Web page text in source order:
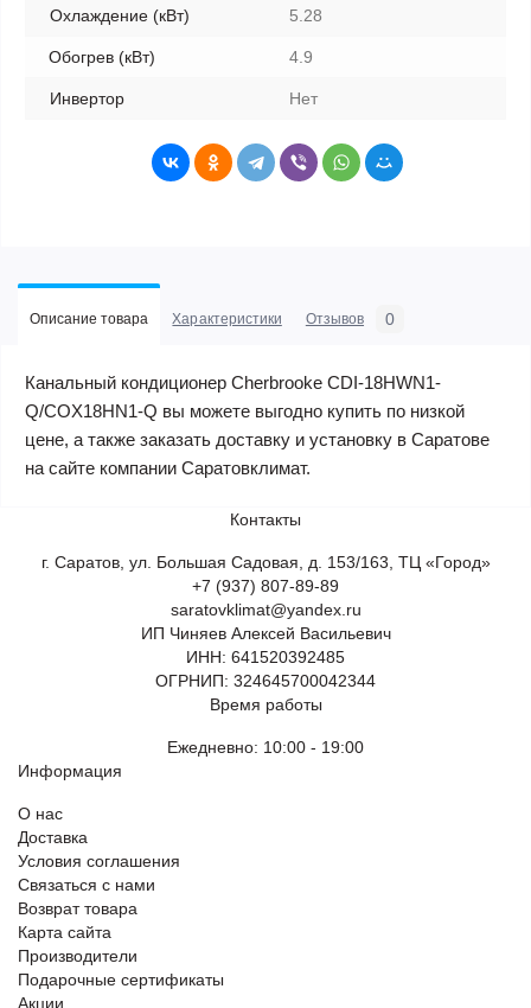
Охлаждение (кВт) 5.28
Обогрев (кВт) 4.9
Инвертор Нет
Описание товара Характеристики Отзывов 0
Канальный кондиционер Cherbrooke CDI-18HWN1-
Q/COX18HN1-Q вы можете выгодно купить по низкой
цене, а также заказать доставку и установку в Саратове
на сайте компании Саратовклимат.
Контакты
г. Саратов, ул. Большая Садовая, д. 153/163, ТЦ «Город»
+7 (937) 807-89-89
saratovklimat@yandex.ru
ИП Чиняев Алексей Васильевич
ИНН: 641520392485
ОГРНИП: 324645700042344
Время работы
Ежедневно: 10:00 - 19:00
Информация
О нас
Доставка
Условия соглашения
Связаться с нами
Возврат товара
Карта сайта
Производители
Подарочные сертификаты
Акции